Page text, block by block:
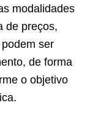
modalidades
de preços,
ser
de forma
o objetivo